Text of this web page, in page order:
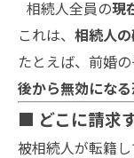
相続人全員の現
これは、 相続人
たとえば、前婚
後から無効にな
■ どこに請求
被相続人が転籍